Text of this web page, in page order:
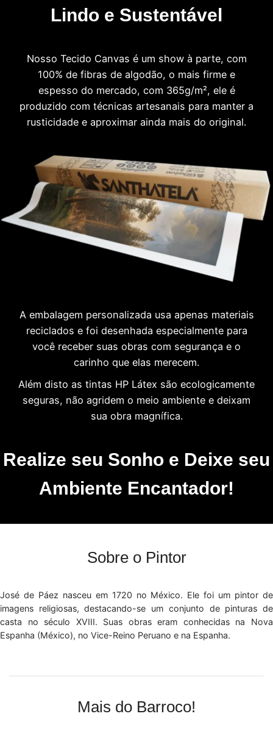
Lindo e Sustentável
Nosso Tecido Canvas é um show à parte, com
100% de fibras de algodão, o mais firme e
espesso do mercado, com 365g/m², ele é
produzido com técnicas artesanais para manter a
rusticidade e aproximar ainda mais do original.
A embalagem personalizada usa apenas materiais
reciclados e foi desenhada especialmente para
você receber suas obras com segurança e o
carinho que elas merecem.
Além disto as tintas HP Látex são ecologicamente
seguras, não agridem o meio ambiente e deixam
sua obra magnífica.
Realize seu Sonho e Deixe seu
Ambiente Encantador!
Sobre o Pintor
José de Páez nasceu em 1720 no México. Ele foi um pintor de
imagens religiosas, destacando-se um conjunto de pinturas de
casta no século XVIII. Suas obras eram conhecidas na Nova
Espanha (México), no Vice-Reino Peruano e na Espanha.
Mais do Barroco!